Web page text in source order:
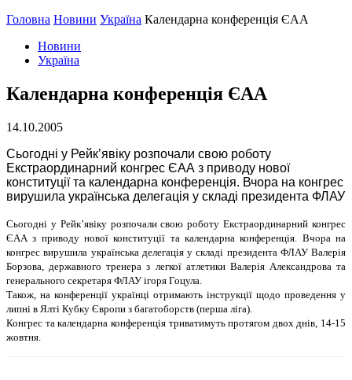
Головна Новини Україна Календарна конференцiя ЄАА
Новини
Україна
Календарна конференцiя ЄАА
14.10.2005
Сьогоднi у Рейк’явiку розпочали свою роботу
Екстраординарний конгрес ЄАА з приводу нової
конституцiї та календарна конференцiя. Вчора на конгрес
вирушила українська делегацiя у складi президента ФЛАУ
Сьогоднi у Рейк’явiку розпочали свою роботу Екстраординарний конгрес
ЄАА з приводу нової конституцiї та календарна конференцiя. Вчора на
конгрес вирушила українська делегацiя у складi президента ФЛАУ Валерiя
Борзова, державного тренера з легкої атлетики Валерiя Александрова та
генерального секретаря ФЛАУ iгоря Гоцула.
Також, на конференцiї українцi отримають iнструкцiї щодо проведення у
липнi в Ялтi Кубку Європи з багатоборств (перша лiга).
Конгрес та календарна конференцiя триватимуть протягом двох днiв, 14-15
жовтня.